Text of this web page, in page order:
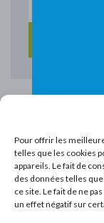
Pour offrir les
telles que les cookies
appareils. Le fait de
des données telles
ce site. Le fait de ne
un effet négatif sur
Rue
4000